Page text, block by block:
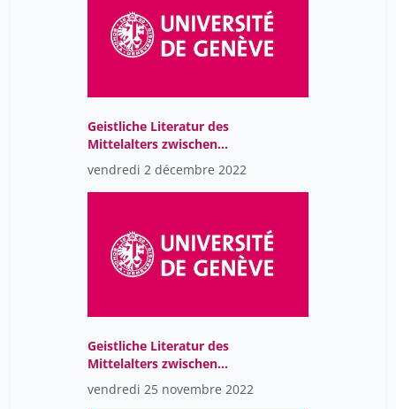
Geistliche Literatur des
Mittelalters zwischen
Kloster, Hof und Stadt
(CR)
vendredi 2 décembre 2022
Geistliche Literatur des
Mittelalters zwischen
Kloster, Hof und Stadt
(CR)
vendredi 25 novembre 2022